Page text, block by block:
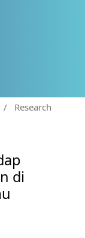
/ Research
di